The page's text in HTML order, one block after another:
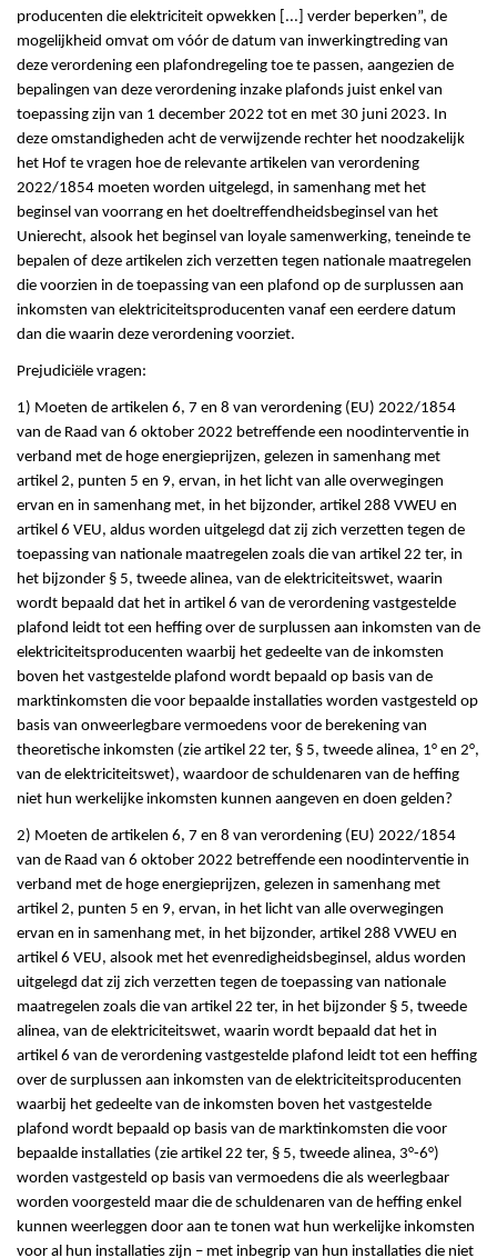
producenten die elektriciteit opwekken [...] verder beperken”, de
mogelijkheid omvat om vóór de datum van inwerkingtreding van
deze verordening een plafondregeling toe te passen, aangezien de
bepalingen van deze verordening inzake plafonds juist enkel van
toepassing zijn van 1 december 2022 tot en met 30 juni 2023. In
deze omstandigheden acht de verwijzende rechter het noodzakelijk
het Hof te vragen hoe de relevante artikelen van verordening
2022/1854 moeten worden uitgelegd, in samenhang met het
beginsel van voorrang en het doeltreffendheidsbeginsel van het
Unierecht, alsook het beginsel van loyale samenwerking, teneinde te
bepalen of deze artikelen zich verzetten tegen nationale maatregelen
die voorzien in de toepassing van een plafond op de surplussen aan
inkomsten van elektriciteitsproducenten vanaf een eerdere datum
dan die waarin deze verordening voorziet.
Prejudiciële vragen:
1) Moeten de artikelen 6, 7 en 8 van verordening (EU) 2022/1854
van de Raad van 6 oktober 2022 betreffende een noodinterventie in
verband met de hoge energieprijzen, gelezen in samenhang met
artikel 2, punten 5 en 9, ervan, in het licht van alle overwegingen
ervan en in samenhang met, in het bijzonder, artikel 288 VWEU en
artikel 6 VEU, aldus worden uitgelegd dat zij zich verzetten tegen de
toepassing van nationale maatregelen zoals die van artikel 22 ter, in
het bijzonder § 5, tweede alinea, van de elektriciteitswet, waarin
wordt bepaald dat het in artikel 6 van de verordening vastgestelde
plafond leidt tot een heffing over de surplussen aan inkomsten van de
elektriciteitsproducenten waarbij het gedeelte van de inkomsten
boven het vastgestelde plafond wordt bepaald op basis van de
marktinkomsten die voor bepaalde installaties worden vastgesteld op
basis van onweerlegbare vermoedens voor de berekening van
theoretische inkomsten (zie artikel 22 ter, § 5, tweede alinea, 1° en 2°,
van de elektriciteitswet), waardoor de schuldenaren van de heffing
niet hun werkelijke inkomsten kunnen aangeven en doen gelden?
2) Moeten de artikelen 6, 7 en 8 van verordening (EU) 2022/1854
van de Raad van 6 oktober 2022 betreffende een noodinterventie in
verband met de hoge energieprijzen, gelezen in samenhang met
artikel 2, punten 5 en 9, ervan, in het licht van alle overwegingen
ervan en in samenhang met, in het bijzonder, artikel 288 VWEU en
artikel 6 VEU, alsook met het evenredigheidsbeginsel, aldus worden
uitgelegd dat zij zich verzetten tegen de toepassing van nationale
maatregelen zoals die van artikel 22 ter, in het bijzonder § 5, tweede
alinea, van de elektriciteitswet, waarin wordt bepaald dat het in
artikel 6 van de verordening vastgestelde plafond leidt tot een heffing
over de surplussen aan inkomsten van de elektriciteitsproducenten
waarbij het gedeelte van de inkomsten boven het vastgestelde
plafond wordt bepaald op basis van de marktinkomsten die voor
bepaalde installaties (zie artikel 22 ter, § 5, tweede alinea, 3°-6°)
worden vastgesteld op basis van vermoedens die als weerlegbaar
worden voorgesteld maar die de schuldenaren van de heffing enkel
kunnen weerleggen door aan te tonen wat hun werkelijke inkomsten
voor al hun installaties zijn – met inbegrip van hun installaties die niet